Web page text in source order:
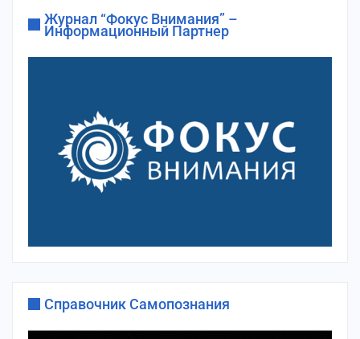
Журнал “Фокус Внимания” –
Информационный Партнер
Справочник Самопознания